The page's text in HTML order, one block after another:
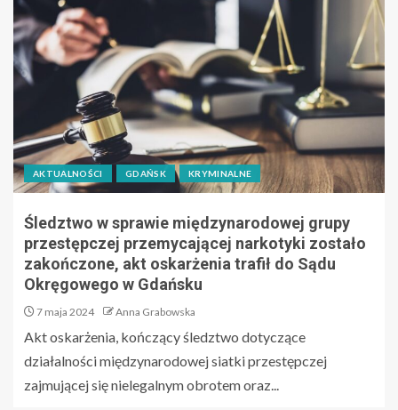
AKTUALNOŚCI GDAŃSK KRYMINALNE
Śledztwo w sprawie międzynarodowej grupy
przestępczej przemycającej narkotyki zostało
zakończone, akt oskarżenia trafił do Sądu
Okręgowego w Gdańsku
7 maja 2024 Anna Grabowska
Akt oskarżenia, kończący śledztwo dotyczące
działalności międzynarodowej siatki przestępczej
zajmującej się nielegalnym obrotem oraz...